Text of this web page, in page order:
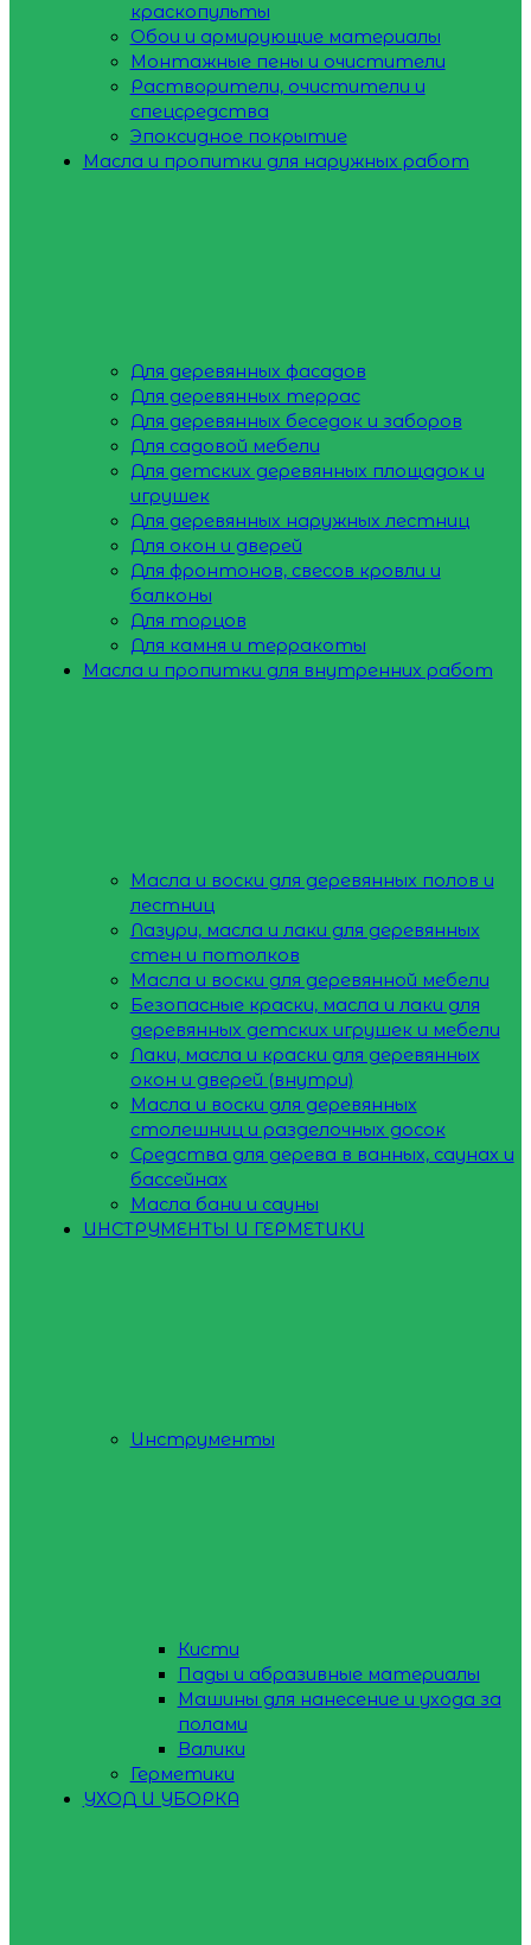
краскопульты
Обои и армирующие материалы
Монтажные пены и очистители
Растворители, очистители и
спецсредства
Эпоксидное покрытие
Масла и пропитки для наружных работ
Для деревянных фасадов
Для деревянных террас
Для деревянных беседок и заборов
Для садовой мебели
Для детских деревянных площадок и
игрушек
Для деревянных наружных лестниц
Для окон и дверей
Для фронтонов, свесов кровли и
балконы
Для торцов
Для камня и терракоты
Масла и пропитки для внутренних работ
Масла и воски для деревянных полов и
лестниц
Лазури, масла и лаки для деревянных
стен и потолков
Масла и воски для деревянной мебели
Безопасные краски, масла и лаки для
деревянных детских игрушек и мебели
Лаки, масла и краски для деревянных
окон и дверей (внутри)
Масла и воски для деревянных
столешниц и разделочных досок
Средства для дерева в ванных, саунах и
бассейнах
Масла бани и сауны
ИНСТРУМЕНТЫ И ГЕРМЕТИКИ
Инструменты
Кисти
Пады и абразивные материалы
Машины для нанесение и ухода за
полами
Валики
Герметики
УХОД И УБОРКА